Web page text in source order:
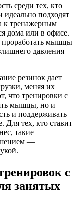
среди тех, кто
подходят
к тренажерным
дома или в офисе.
проработать мышцы
давления
резинок дает
меняя их
что тренировки с
мышцы, но и
и поддерживать
тех, кто ставит
такие
—
с
занятых